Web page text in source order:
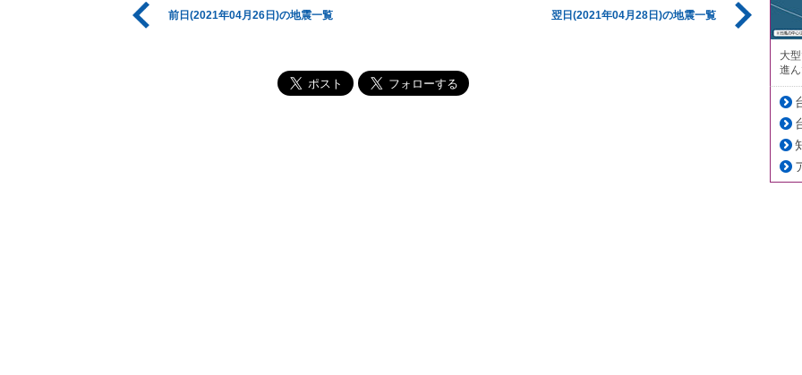
前日(2021年04月26日)の地震一覧 翌日(2021年04月28日)の地震一覧
大
進